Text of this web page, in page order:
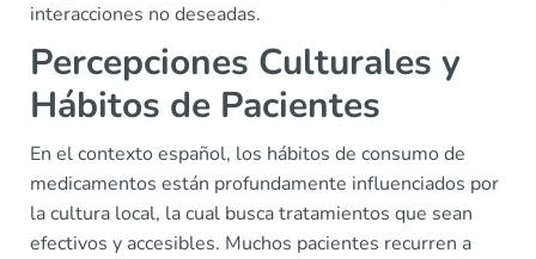
interacciones no deseadas.
Percepciones Culturales y
Hábitos de Pacientes
En el contexto español, los hábitos de consumo de
medicamentos están profundamente influenciados por
la cultura local, la cual busca tratamientos que sean
efectivos y accesibles. Muchos pacientes recurren a